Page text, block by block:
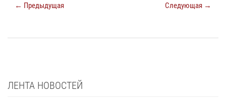
← Предыдущая Следующая →
ЛЕНТА НОВОСТЕЙ